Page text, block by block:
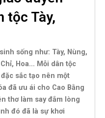
tộc Tày,
sống như: Tày, Nùng,
Hoa… Mỗi dân tộc
sắc tạo nên một
đã ưu ái cho Cao Bằng
thơ làm say đắm lòng
đó đã là sự khơi